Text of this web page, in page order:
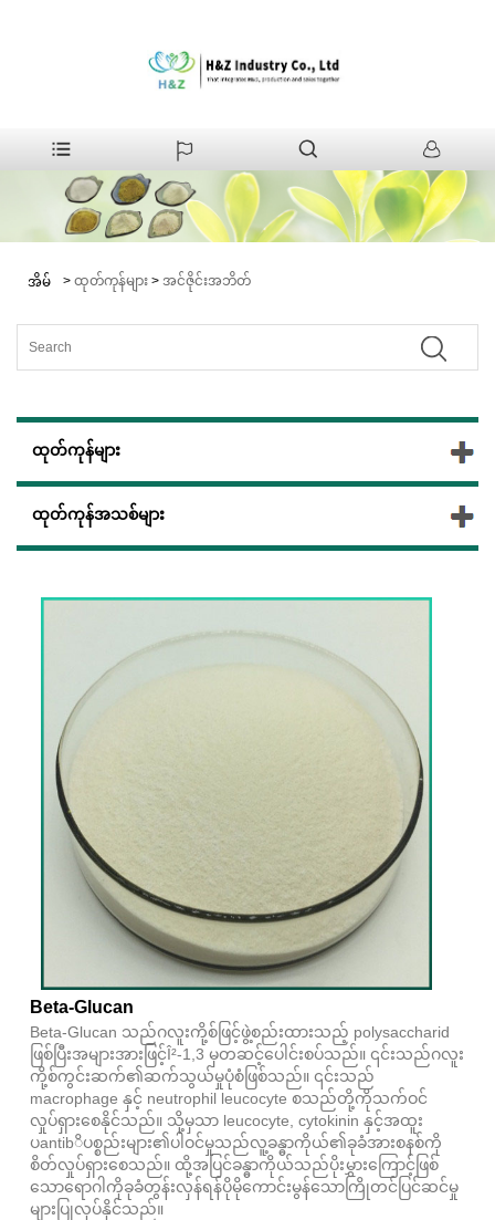
အိမ် > ထုတ်ကုန်များ > အင်ဇိုင်းအဘိတ်
ထုတ်ကုန်များ
ထုတ်ကုန်အသစ်များ
Beta-Glucan
Beta-Glucan သည်ဂလူးကို့စ်ဖြင့်ဖွဲ့စည်းထားသည့် polysaccharid
ဖြစ်ပြီးအများအားဖြင့်Î²-1,3 မှတဆင့်ပေါင်းစပ်သည်။ ၎င်းသည်ဂလူး
ကို့စ်ကွင်းဆက်၏ဆက်သွယ်မှုပုံစံဖြစ်သည်။ ၎င်းသည်
macrophage နှင့် neutrophil leucocyte စသည်တို့ကိုသက်ဝင်
လှုပ်ရှားစေနိုင်သည်။ သို့မှသာ leucocyte, cytokinin နှင့်အထူး
ပantibိပစ္စည်းများ၏ပါဝင်မှုသည်လူ့ခန္ဓာကိုယ်၏ခုခံအားစနစ်ကို
စိတ်လှုပ်ရှားစေသည်။ ထို့အပြင်ခန္ဓာကိုယ်သည်ပိုးမွှားကြောင့်ဖြစ်
သောရောဂါကိုခုခံတွန်းလှန်ရန်ပိုမိုကောင်းမွန်သောကြိုတင်ပြင်ဆင်မှု
များပြုလုပ်နိုင်သည်။